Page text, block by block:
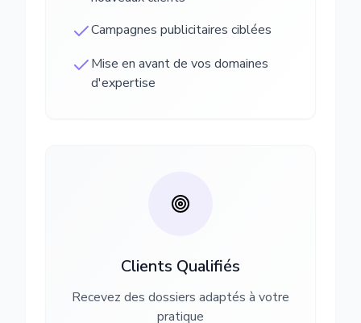
Campagnes publicitaires ciblées
Mise en avant de vos domaines
d'expertise
Clients Qualifiés
Recevez des dossiers adaptés à votre
pratique